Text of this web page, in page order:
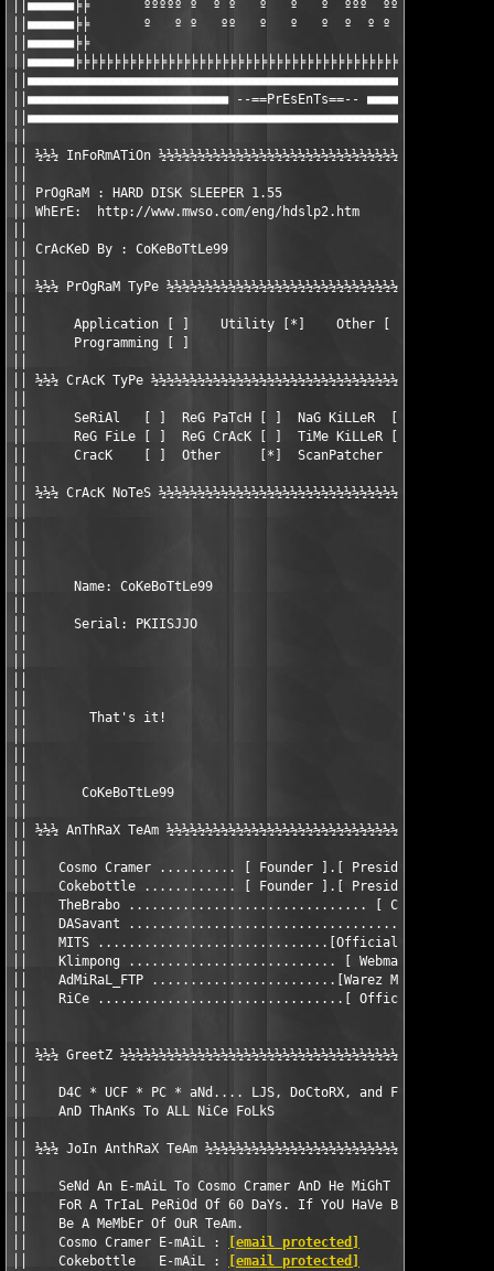
││■■■■■■╞╞       ººººº º  º º   º   º   º  ººº  ººººº  ºº
││■■■■■■╞╞       º   º º   ºº   º   º   º  º  º º   º º  º
││■■■■■■╞╞  						         ╞╞■■■■■■││
││■■■■■■■■■■■■■■■■■■■■■■■■■■ --==PrEsEnTs==--
││ ½½½ InFoRmATiOn
││ PrOgRaM : HARD DISK SLEEPER 1.55                Date: [25/
││ WhErE:  http://www.mwso.com/eng/
││ CrAcKeD By : CoKeBoTtLe99
││ ½½½ PrOgRaM TyPe
││      Application [ ]    Utility [*]    Other [ ]    Game
││      Programming [ ]
││ ½½½ CrAcK TyPe
││      SeRiAl   [ ]  ReG PaTcH [ ]  NaG KiLLeR  [ ] CD
││      ReG FiLe [ ]  ReG CrAcK [ ]  TiMe KiLLeR [ ]
││      CracK    [ ]  Other     [*]  ScanPatcher
││ ½½½ CrAcK NoTeS
││      Name: CoKeBoTtLe99
││      Serial: PKIISJJO
││        That's it!
││       CoKeBoTtLe99
││ ½½½ AnThRaX TeAm
││    Cosmo Cramer .......... [ Founder ].[ President1 ] [
││    Cokebottle ............ [ Founder ].[ President2 ] [
││    TheBrabo ............................... [ Coder ] [
││    DASavant ......................................... [
││    MITS ..............................[Official Euro] [
││    Klimpong ........................... [ Webmaster ] [
││    AdMiRaL_FTP ........................[Warez Master] [
││    RiCe ................................[ Official  ] [
││ ½½½ GreetZ
││    D4C * UCF * PC * aNd.... LJS, DoCtoRX, and FOSI
││    AnD ThAnKs To ALL NiCe FoLkS
││ ½½½ JoIn AnthRaX TeAm
││    SeNd An E-mAiL To Cosmo Cramer AnD He MiGhT
││    FoR A TrIaL PeRiOd Of 60 DaYs. If YoU HaVe BaLLs,
││    Be A MeMbEr Of OuR TeAm.
││    Cosmo Cramer E-mAiL :
[email protected]
││    Cokebottle   E-mAiL :
[email protected]